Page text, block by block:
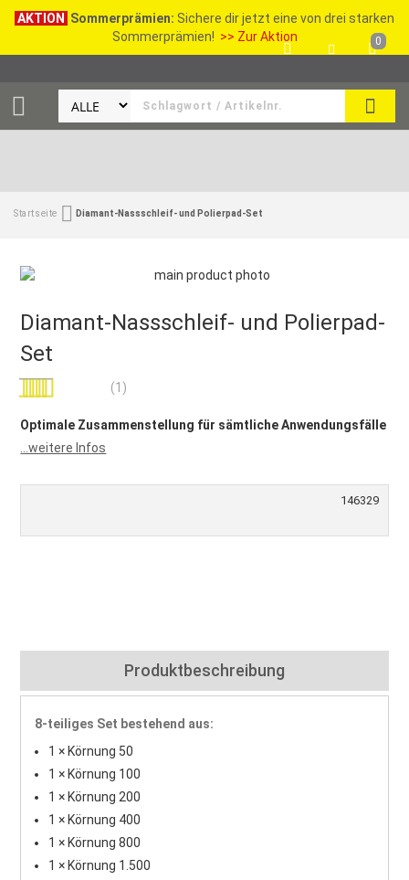
AKTION Sommerprämien: Sichere dir jetzt eine von drei starken
Sommerprämien! >> Zur Aktion 0
Startseite Diamant-Nassschleif- und Polierpad-Set
Diamant-Nassschleif- und Polierpad-
Set
(1)
Optimale Zusammenstellung für sämtliche Anwendungsfälle
...weitere Infos
146329
Produktbeschreibung
8-teiliges Set bestehend aus:
1 × Körnung 50
1 × Körnung 100
1 × Körnung 200
1 × Körnung 400
1 × Körnung 800
1 × Körnung 1.500